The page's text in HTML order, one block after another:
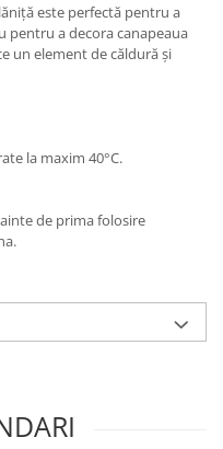
este perfectă pentru a
pentru a decora canapeaua
un element de căldură și
la maxim 40°C.
de prima folosire